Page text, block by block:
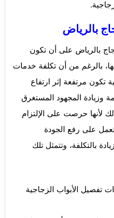
بالرياض
بالرياض على أن تكون
بالرغم من أن تكلفة خدمات
تكون مرتفعة إثر ارتفاع
وزيادة المجهود المستغرق
لأنها حرصت على الإلتزام
تعمل على رفع الجودة
بالتكلفة، وتتمثل تلك
تفصيل الأبواب الزجاجية